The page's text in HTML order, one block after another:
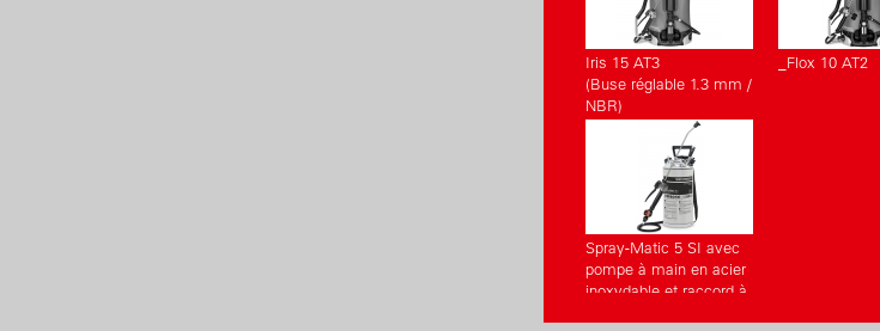
Iris 15 AT3
(Buse réglable 1.3 mm /
NBR)
_Flox 10 AT2
Spray-Matic 5 SI avec
pompe à main en acier
inoxydable et raccord à